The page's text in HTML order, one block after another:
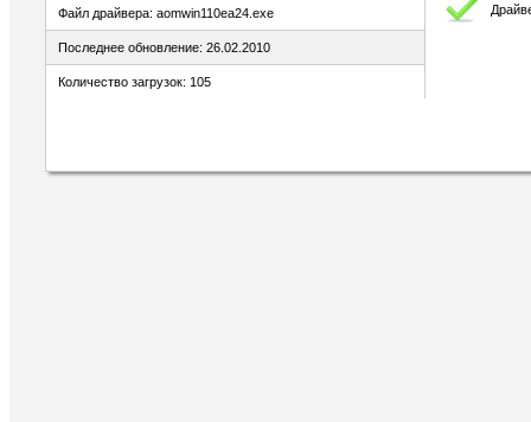
Файл драйвера: aomwin110ea24.exe
Последнее обновление: 26.02.2010
Количество загрузок: 105